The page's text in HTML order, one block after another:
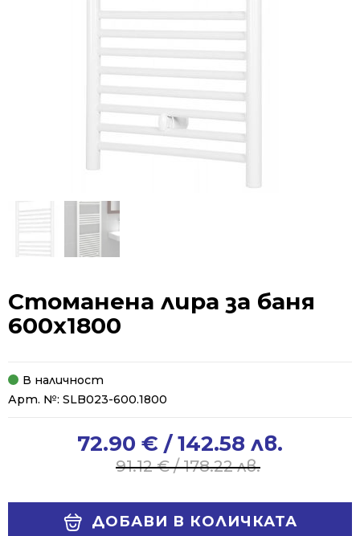
Стоманена лира за баня
600х1800
В наличност
Арт. №: SLB023-600.1800
91.12€/ 178.22 лв.
91.12 €
72.90 € / 142.58 лв.
72.90 €
ДОБАВИ В КОЛИЧКАТА